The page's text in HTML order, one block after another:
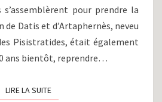
s’assemblèrent pour prendre la
Datis et d’Artaphernès, neveu
Pisistratides, était également
ans bientôt, reprendre…
LIRE LA SUITELIRE LA SUITE